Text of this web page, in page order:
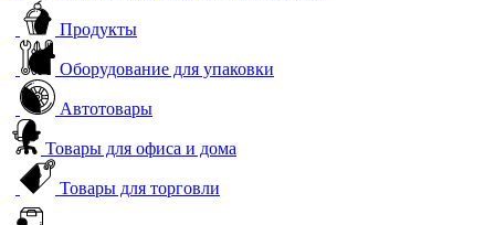
Продукты
Оборудование для упаковки
Автотовары
Товары для офиса и дома
Товары для торговли